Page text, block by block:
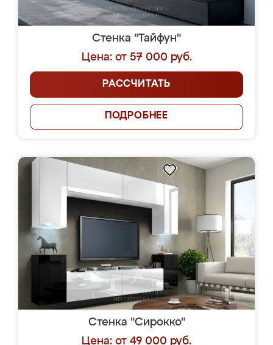
Стенка "Тайфун"
Цена: от 57 000 руб.
РАССЧИТАТЬ
ПОДРОБНЕЕ
Стенка "Сирокко"
Цена: от 49 000 руб.